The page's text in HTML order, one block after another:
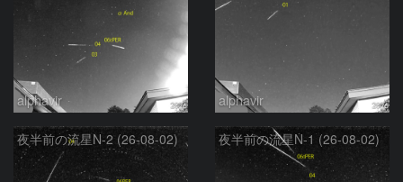
alphavir alphavir
夜半前の流星N-2 (26-08-02) 夜半前の流星N-1 (26-08-02)